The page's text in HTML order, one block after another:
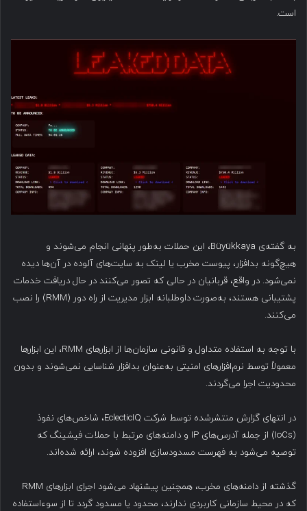
است.
به گفته‌ی Büyükkaya، این حملات به‌طور پنهانی انجام می‌شوند و
هیچ‌گونه بدافزار، پیوست مخرب یا لینک به سایت‌های آلوده در آن‌ها دیده
نمی‌شود. در واقع، قربانیان در حالی که تصور می‌کنند در حال دریافت خدمات
پشتیبانی هستند، به‌صورت داوطلبانه ابزار مدیریت از راه دور (RMM) را نصب
می‌کنند.
با توجه به استفاده متداول و قانونی سازمان‌ها از ابزارهای RMM، این ابزارها
معمولاً توسط نرم‌افزارهای امنیتی به‌عنوان بدافزار شناسایی نمی‌شوند و بدون
محدودیت اجرا می‌گردند.
در انتهای گزارش منتشرشده توسط شرکت EclecticIQ، شاخص‌های نفوذ
(IoCs) از جمله آدرس‌های IP و دامنه‌های مرتبط با حملات فیشینگ که
توصیه می‌شود به فهرست مسدودسازی افزوده شوند، ارائه شده‌اند.
گذشته از دامنه‌های مخرب، همچنین پیشنهاد می‌شود اجرای ابزارهای RMM
که در محیط سازمانی کاربردی ندارند، محدود یا مسدود گردد تا از سوءاستفاده